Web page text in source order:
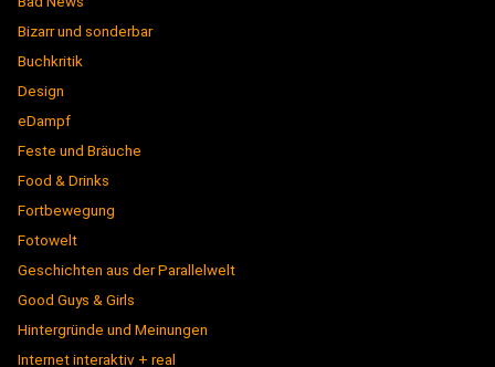
Bizarr und sonderbar
Buchkritik
Design
eDampf
Feste und Bräuche
Food & Drinks
Fortbewegung
Fotowelt
Geschichten aus der Parallelwelt
Good Guys & Girls
Hintergründe und Meinungen
Internet interaktiv + real